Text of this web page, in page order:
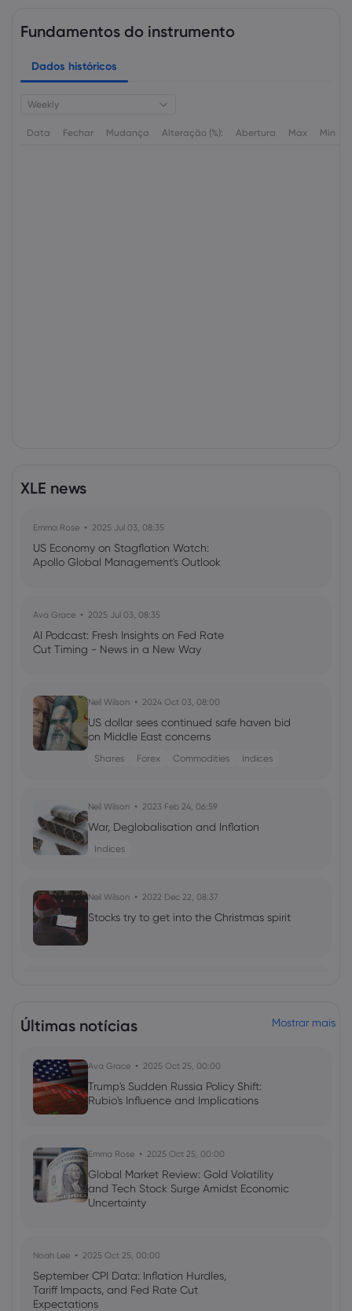
Fundamentos do instrumento
Dados históricos
Weekly
Data Fechar Mudança Alteração (%): Abertura Max Min
XLE news
Emma Rose 2025 Jul 03, 08:35
US Economy on Stagflation Watch:
Apollo Global Management's Outlook
Ava Grace 2025 Jul 03, 08:35
AI Podcast: Fresh Insights on Fed Rate
Cut Timing - News in a New Way
Neil Wilson 2024 Oct 03, 08:00
US dollar sees continued safe haven bid
on Middle East concerns
Shares Forex Commodities Indices
Neil Wilson 2023 Feb 24, 06:59
War, Deglobalisation and Inflation
Indices
Neil Wilson 2022 Dec 22, 08:37
Stocks try to get into the Christmas spirit
dive on cladding bill woes
Risk-on pile-on to end week as Pfizer
delivers the good news
Últimas notícias Mostrar mais
Ava Grace 2025 Oct 25, 00:00
Trump's Sudden Russia Policy Shift:
Rubio's Influence and Implications
Emma Rose 2025 Oct 25, 00:00
Global Market Review: Gold Volatility
and Tech Stock Surge Amidst Economic
Uncertainty
Noah Lee 2025 Oct 25, 00:00
September CPI Data: Inflation Hurdles,
Tariff Impacts, and Fed Rate Cut
Expectations